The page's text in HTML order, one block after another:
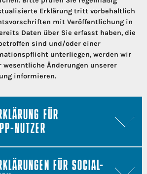
Erklärung tritt vorbehaltlich
mit Veröffentlichung in
Daten über Sie erfasst haben, die
sind und/oder einer
unterliegen, werden wir
wesentliche Änderungen unserer
informieren.
FÜR
NUTZER
FÜR
FÜR SOCIAL-